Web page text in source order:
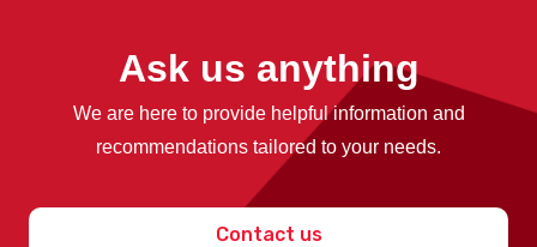
Ask us anything
We are here to provide helpful information and
recommendations tailored to your needs.
Contact us